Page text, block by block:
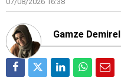
Gamze Demirel